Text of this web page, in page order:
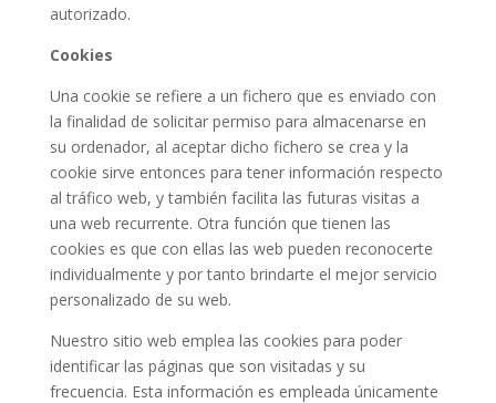
autorizado.
Cookies
Una cookie se refiere a un fichero que es enviado con
la finalidad de solicitar permiso para almacenarse en
su ordenador, al aceptar dicho fichero se crea y la
cookie sirve entonces para tener información respecto
al tráfico web, y también facilita las futuras visitas a
una web recurrente. Otra función que tienen las
cookies es que con ellas las web pueden reconocerte
individualmente y por tanto brindarte el mejor servicio
personalizado de su web.
Nuestro sitio web emplea las cookies para poder
identificar las páginas que son visitadas y su
frecuencia. Esta información es empleada únicamente